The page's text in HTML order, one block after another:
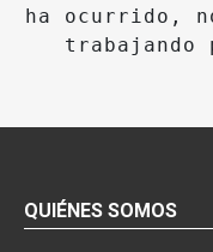
ha ocurrido,
QUIÉNES SOMOS